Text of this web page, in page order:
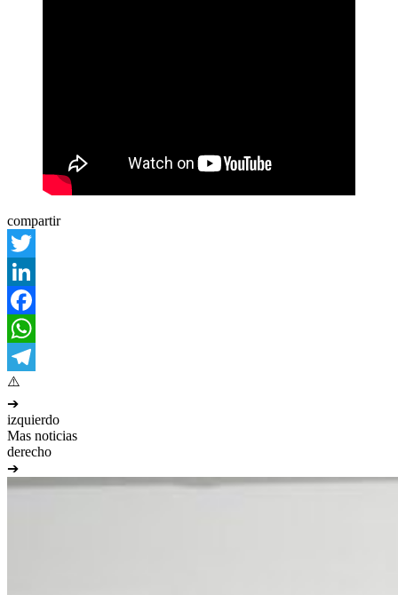
compartir
Twitter
LinkedIn
Facebook
WhatsApp
Telegram
➔
izquierdo
Mas noticias
derecho
➔